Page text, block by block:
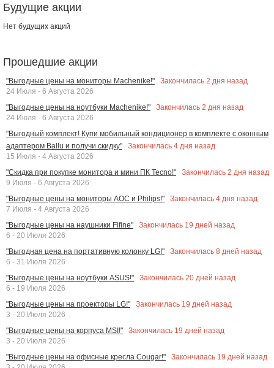
Будущие акции
Нет будущих акций
Прошедшие акции
"Выгодные цены на мониторы Machenike!" Закончилась 2 дня назад
24 Июля - 6 Августа 2026
"Выгодные цены на ноутбуки Machenike!"
Закончилась 2 дня назад
24 Июля - 6 Августа 2026
"Выгодный комплект! Купи мобильный кондиционер в комплекте с оконным
адаптером Ballu и получи скидку"
Закончилась 4 дня назад
15 Июля - 4 Августа 2026
"Скидка при покупке монитора и мини ПК Tecno!"
Закончилась 2 дня назад
9 Июля - 6 Августа 2026
"Выгодные цены на мониторы AOC и Philips!"
Закончилась 4 дня назад
7 Июля - 4 Августа 2026
"Выгодные цены на наушники Fifine"
Закончилась 19 дней назад
6 - 20 Июля 2026
"Выгодная цена на портативную колонку LG!"
Закончилась 8 дней назад
6 - 31 Июля 2026
"Выгодные цены на ноутбуки ASUS!"
Закончилась 20 дней назад
6 - 19 Июля 2026
"Выгодные цены на проекторы LG!"
Закончилась 19 дней назад
3 - 20 Июля 2026
"Выгодные цены на корпуса MSI!"
Закончилась 19 дней назад
3 - 20 Июля 2026
"Выгодные цены на офисные кресла Cougar!"
Закончилась 19 дней назад